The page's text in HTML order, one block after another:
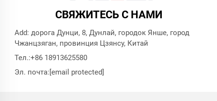
СВЯЖИТЕСЬ С НАМИ
Add: дорога Дунци, 8, Дунлай, городок Янше, город
Чжанцзяган, провинция Цзянсу, Китай
Тел.:+86 18913625580
Эл. почта:[email protected]